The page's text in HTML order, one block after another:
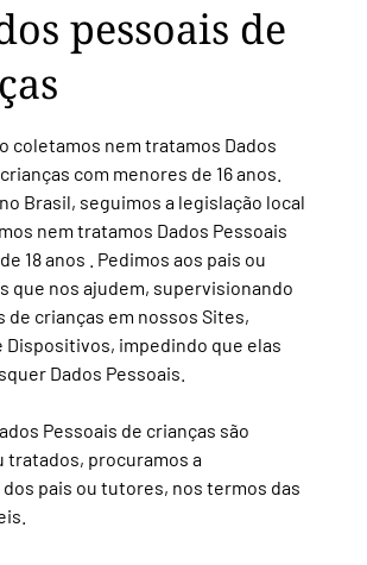
pessoais de
coletamos nem tratamos Dados
com menores de 16 anos.
Brasil, seguimos a legislação local
nem tratamos Dados Pessoais
18 anos . Pedimos aos pais ou
que nos ajudem, supervisionando
de crianças em nossos Sites,
Dispositivos, impedindo que elas
Dados Pessoais.
Pessoais de crianças são
tratados, procuramos a
pais ou tutores, nos termos das